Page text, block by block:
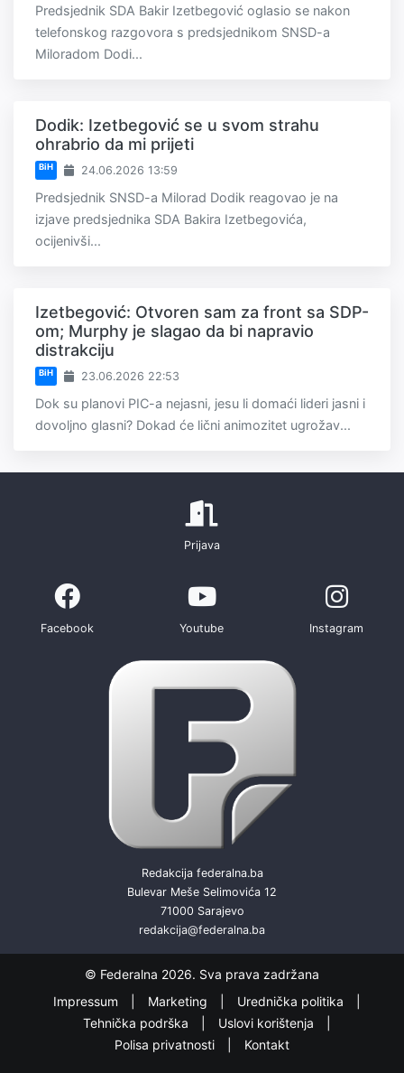
Predsjednik SDA Bakir Izetbegović oglasio se nakon
telefonskog razgovora s predsjednikom SNSD-a
Miloradom Dodi...
Dodik: Izetbegović se u svom strahu
ohrabrio da mi prijeti
BiH 24.06.2026 13:59
Predsjednik SNSD-a Milorad Dodik reagovao je na
izjave predsjednika SDA Bakira Izetbegovića,
ocijenivši...
Izetbegović: Otvoren sam za front sa SDP-
om; Murphy je slagao da bi napravio
distrakciju
BiH 23.06.2026 22:53
Dok su planovi PIC-a nejasni, jesu li domaći lideri jasni i
dovoljno glasni? Dokad će lični animozitet ugrožav...
Prijava
Facebook Youtube Instagram
Redakcija federalna.ba
Bulevar Meše Selimovića 12
71000 Sarajevo
redakcija@federalna.ba
© Federalna 2026. Sva prava zadržana
Impressum
Marketing
Urednička politika
Tehnička podrška
Uslovi korištenja
Polisa privatnosti
Kontakt